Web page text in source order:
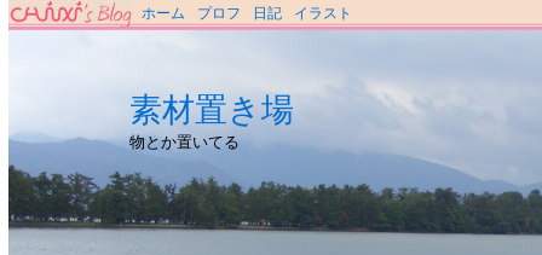
ホーム プロフ 日記 イラスト
素材置き場
物とか置いてる